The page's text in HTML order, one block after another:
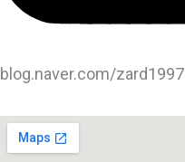
blog.naver.com/zard1997